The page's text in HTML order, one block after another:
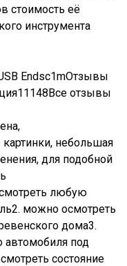
стоимость её
инструмента
Endsc1mОтзывы
отзывы
картинки, небольшая
для подобной
любую
можно осмотреть
дома3.
автомобиля под
состояние